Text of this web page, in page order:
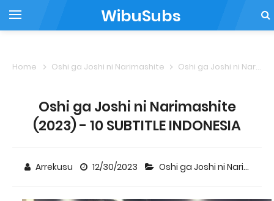
WibuSubs
Home Oshi ga Joshi ni Narimashite Oshi ga Joshi ni Narimashite (2023) - 10 SUBTITLE INDONESIA
Oshi ga Joshi ni Narimashite
(2023) - 10 SUBTITLE INDONESIA
Arrekusu 12/30/2023 Oshi ga Joshi ni Narimashite